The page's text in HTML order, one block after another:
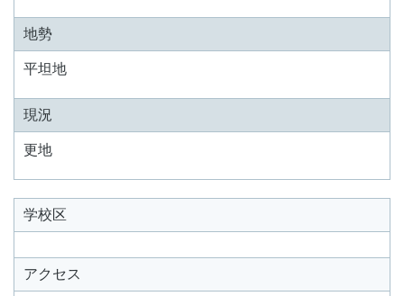
地勢
平坦地
現況
更地
学校区
アクセス